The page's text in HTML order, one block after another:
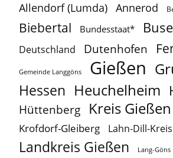
Allendorf (Lumda) Annerod
Biebertal Bundesstaat*
Deutschland Dutenhofen
Gemeinde Langgöns Gießen
Hessen Heuchelheim
Hüttenberg Kreis Gießen
Krofdorf-Gleiberg Lahn-Dill-Kreis
Landkreis Gießen Lang-Göns